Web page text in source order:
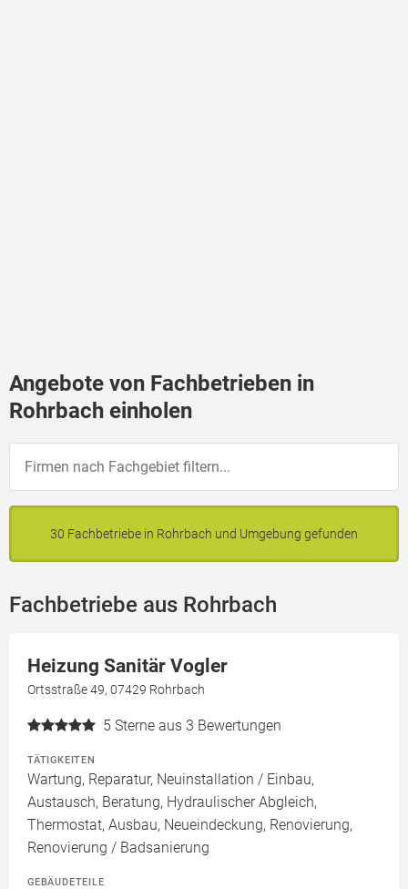
Angebote von Fachbetrieben in
Rohrbach einholen
30 Fachbetriebe in Rohrbach und Umgebung gefunden
Fachbetriebe aus Rohrbach
Heizung Sanitär Vogler
Ortsstraße 49, 07429 Rohrbach
5 Sterne aus 3 Bewertungen
TÄTIGKEITEN
Wartung, Reparatur, Neuinstallation / Einbau,
Austausch, Beratung, Hydraulischer Abgleich,
Thermostat, Ausbau, Neueindeckung, Renovierung,
Renovierung / Badsanierung
GEBÄUDETEILE